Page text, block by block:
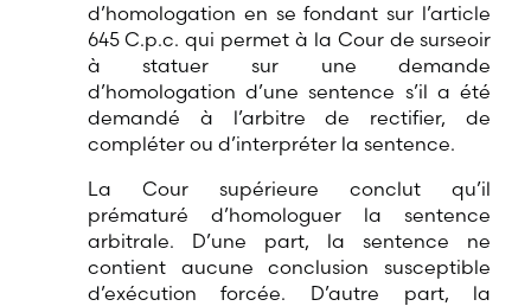
d’homologation en se fondant sur l’article
645 C.p.c. qui permet à la Cour de surseoir
à statuer sur une demande
d’homologation d’une sentence s’il a été
demandé à l’arbitre de rectifier, de
compléter ou d’interpréter la sentence.
La Cour supérieure conclut qu’il
prématuré d’homologuer la sentence
arbitrale. D’une part, la sentence ne
contient aucune conclusion susceptible
d’exécution forcée. D’autre part, la